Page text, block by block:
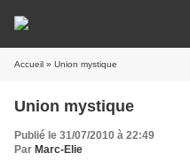
Accueil » Union mystique
Union mystique
Publié le 31/07/2010 à 22:49
Par Marc-Elie